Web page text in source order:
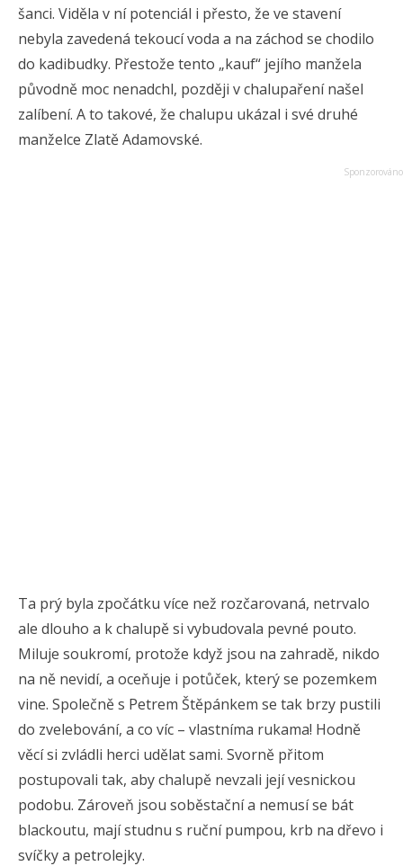
šanci. Viděla v ní potenciál i přesto, že ve stavení
nebyla zavedená tekoucí voda a na záchod se chodilo
do kadibudky. Přestože tento „kauf“ jejího manžela
původně moc nenadchl, později v chalupaření našel
zalíbení. A to takové, že chalupu ukázal i své druhé
manželce Zlatě Adamovské.
Ta prý byla zpočátku více než rozčarovaná, netrvalo
ale dlouho a k chalupě si vybudovala pevné pouto.
Miluje soukromí, protože když jsou na zahradě, nikdo
na ně nevidí, a oceňuje i potůček, který se pozemkem
vine. Společně s Petrem Štěpánkem se tak brzy pustili
do zvelebování, a co víc – vlastníma rukama! Hodně
věcí si zvládli herci udělat sami. Svorně přitom
postupovali tak, aby chalupě nevzali její vesnickou
podobu. Zároveň jsou soběstační a nemusí se bát
blackoutu, mají studnu s ruční pumpou, krb na dřevo i
svíčky a petrolejky.